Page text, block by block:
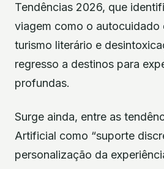
Tendências 2026, que
viagem como o autocuidado
turismo literário e
regresso a destinos para
profundas.
Surge ainda, entre as
Artificial como “suporte
personalização da